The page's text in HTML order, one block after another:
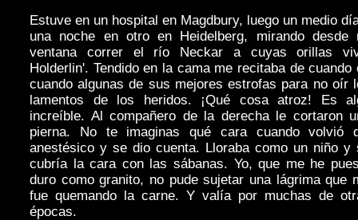
Estuve en un hospital en Magdbury, luego un medio
una noche en otro en Heidelberg, mirando desde
ventana correr el río Neckar a cuyas orillas
Holderlin'. Tendido en la cama me recitaba de cuando
cuando algunas de sus mejores estrofas para no oír
lamentos de los heridos. ¡Qué cosa atroz! Es
increíble. Al compañero de la derecha le cortaron
pierna. No te imaginas qué cara cuando volvió
anestésico y se dio cuenta. Lloraba como un niño y
cubría la cara con las sábanas. Yo, que me he
duro como granito, no pude sujetar una lágrima que
fue quemando la carne. Y valía por muchas de
épocas.